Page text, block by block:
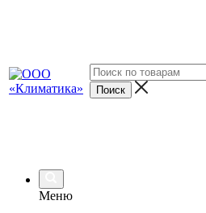
Меню